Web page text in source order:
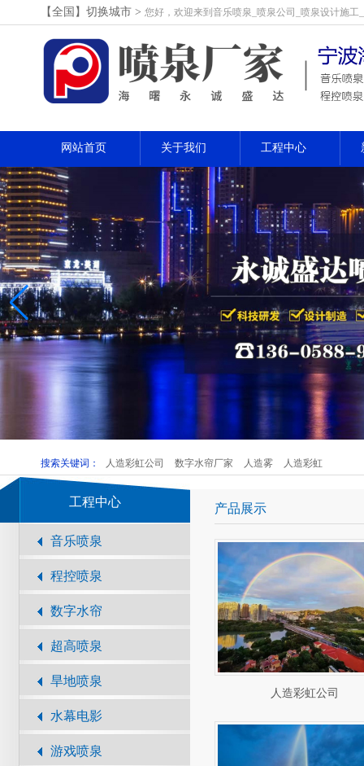
【全国】切换城市> 您好，欢迎来到音乐喷泉_喷泉公司_喷泉设计施
网站首页 关于我们 工程中心
喷泉问答
搜索关键词： 人造彩虹公司 数字水帘厂家 人造雾 人造彩虹
工程中心
音乐喷泉
程控喷泉
数字水帘
超高喷泉
旱地喷泉
水幕电影
游戏喷泉
产品展示
人造彩虹公司